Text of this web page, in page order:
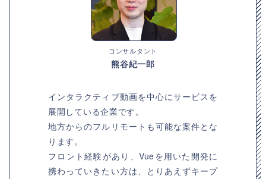
コンサルタント
熊谷紀一郎
インタラクティブ動画を中心にサービスを
展開している企業です。
地方からのフルリモートも可能な案件とな
ります。
フロント経験があり、Vueを用いた開発に
携わっていきたい方は、とりあえずキープ